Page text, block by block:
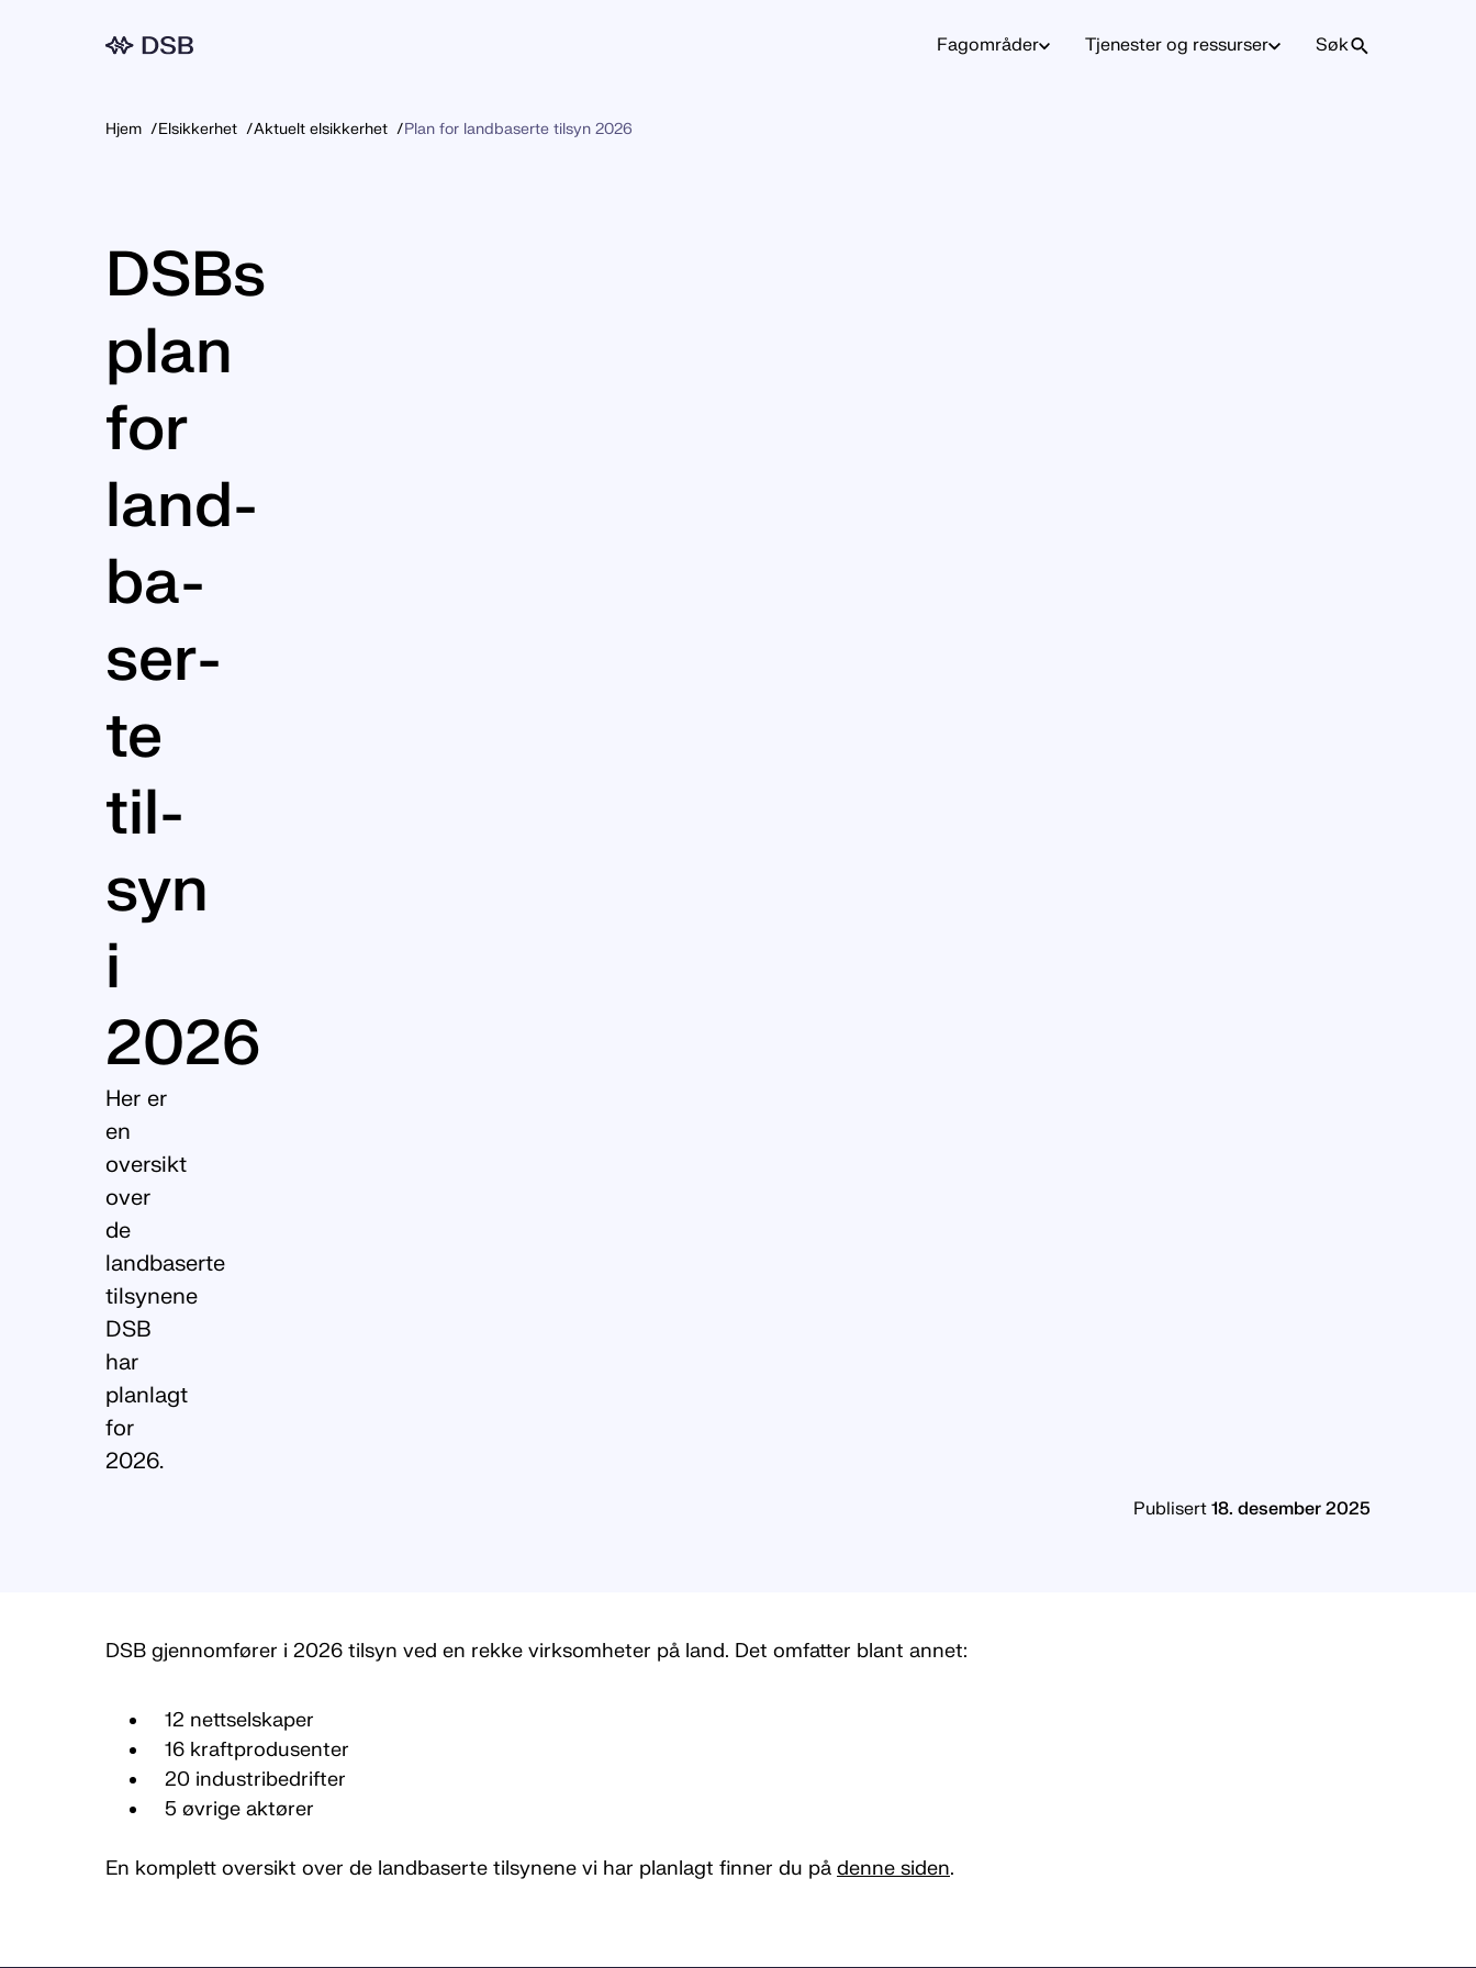
Fagområder Tjenester og ressurser Søk
Hjem Elsikkerhet Aktuelt elsikkerhet Plan for landbaserte tilsyn 2026
DSBs
plan
for
land­­
ba­­
ser­­
te
til­­­
syn
i
2026
Her er
en
oversikt
over
de
landbaserte
tilsynene
DSB
har
planlagt
for
2026.
Publisert 18. desember 2025
DSB gjennomfører i 2026 tilsyn ved en rekke virksomheter på land. Det omfatter blant annet:
12 nettselskaper
16 kraftprodusenter
20 industribedrifter
5 øvrige aktører
En komplett oversikt over de landbaserte tilsynene vi har planlagt finner du på denne siden.